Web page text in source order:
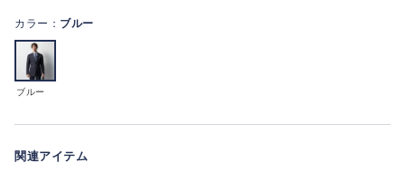
カラー： ブルー
ブルー
関連アイテム